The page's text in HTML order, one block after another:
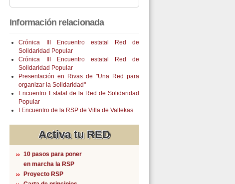
Información relacionada
Crónica III Encuentro estatal Red de
Solidaridad Popular
Crónica III Encuentro estatal Red de
Solidaridad Popular
Presentación en Rivas de "Una Red para
organizar la Solidaridad"
Encuentro Estatal de la Red de Solidaridad
Popular
I Encuentro de la RSP de Villa de Vallekas
Activa tu RED
10 pasos para poner
en marcha la RSP
Proyecto RSP